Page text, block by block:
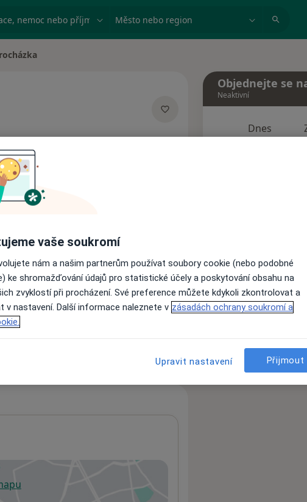
nemoc nebo příjmení Město nebo region
Rezervovat termín
Názory pacientů
nejsou k dispozici
informace o svých službách.
v nové záložce
Objednejte se
Neaktivní
Dnes
Tento
vaše soukromí
nám a našim partnerům používat soubory cookie (nebo podobné
ke shromažďování údajů pro statistické účely a poskytování obsahu na
zvyklostí při procházení. Své preference můžete kdykoli zkontrolovat a
v nastavení. Další informace naleznete v zásadách ochrany soukromí a
Upravit nastavení Přijmout